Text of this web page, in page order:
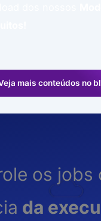
mais conteúdos no
os jobs
da